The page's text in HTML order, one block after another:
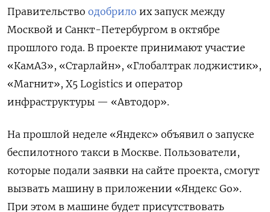
Правительство одобрило их запуск между
Москвой и Санкт-Петербургом в октябре
прошлого года. В проекте принимают участие
«КамАЗ», «Старлайн», «Глобалтрак лоджистик»,
«Магнит», Х5 Logistics и оператор
инфраструктуры — «Автодор».
На прошлой неделе «Яндекс» объявил о запуске
беспилотного такси в Москве. Пользователи,
которые подали заявки на сайте проекта, смогут
вызвать машину в приложении «Яндекс Go».
При этом в машине будет присутствовать